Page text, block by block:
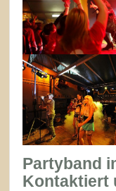
Partyband
Kontaktiert